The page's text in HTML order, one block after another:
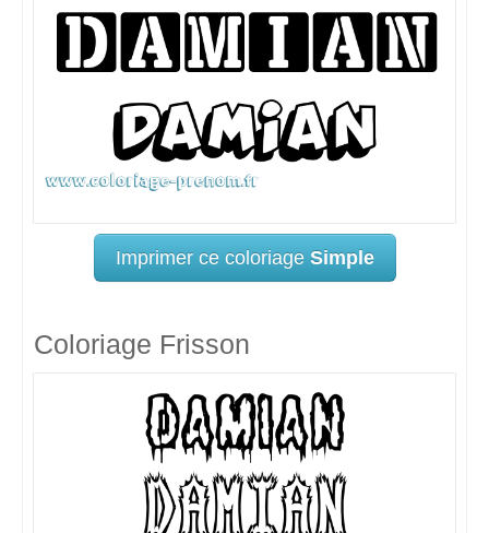
Imprimer ce coloriage Simple
Coloriage Frisson